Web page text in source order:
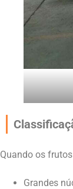
Quando os
Grandes